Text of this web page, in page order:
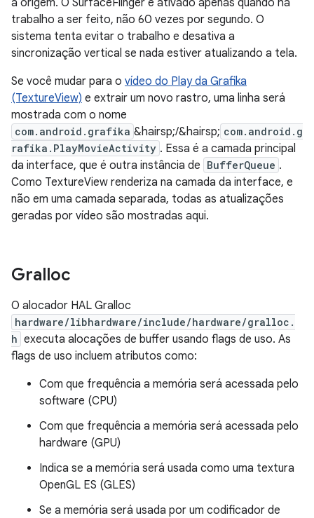
a origem. O SurfaceFlinger é ativado apenas quando há
trabalho a ser feito, não 60 vezes por segundo. O
sistema tenta evitar o trabalho e desativa a
sincronização vertical se nada estiver atualizando a tela.
Se você mudar para o vídeo do Play da Grafika
(TextureView) e extrair um novo rastro, uma linha será
mostrada com o nome
com.android.grafika &hairsp;/&hairsp; com.android.g
rafika.PlayMovieActivity . Essa é a camada principal
da interface, que é outra instância de BufferQueue .
Como TextureView renderiza na camada da interface, e
não em uma camada separada, todas as atualizações
geradas por vídeo são mostradas aqui.
Gralloc
O alocador HAL Gralloc
hardware/libhardware/include/hardware/gralloc.
h executa alocações de buffer usando flags de uso. As
flags de uso incluem atributos como:
Com que frequência a memória será acessada pelo
software (CPU)
Com que frequência a memória será acessada pelo
hardware (GPU)
Indica se a memória será usada como uma textura
OpenGL ES (GLES)
Se a memória será usada por um codificador de